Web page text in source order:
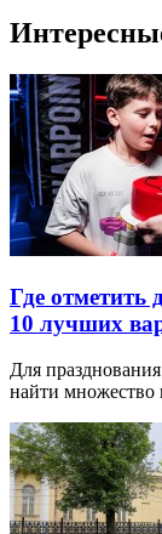
Где отметить
10 лучших
Для
найти